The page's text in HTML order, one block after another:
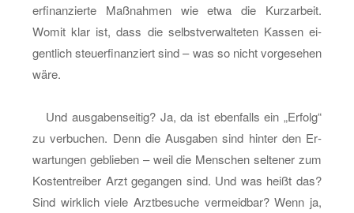
er­fi­nan­zier­te Maß­nah­men wie etwa die Kurz­ar­beit.
Womit klar ist, dass die selbst­ver­wal­te­ten Kas­sen ei­
gent­lich steu­er­fi­nan­ziert sind – was so nicht vor­ge­se­hen
wäre.
Und aus­ga­ben­sei­tig? Ja, da ist eben­falls ein „Er­folg“
zu ver­bu­chen. Denn die Aus­ga­ben sind hin­ter den Er­
war­tun­gen ge­blie­ben – weil die Men­schen sel­te­ner zum
Kos­ten­trei­ber Arzt ge­gan­gen sind. Und was heißt das?
Sind wirk­lich viele Arzt­be­su­che ver­meid­bar? Wenn ja,